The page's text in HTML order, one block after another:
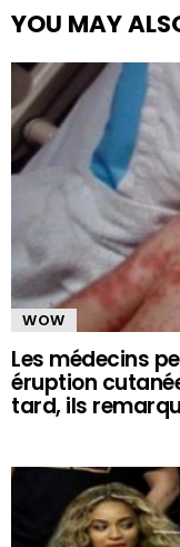
YOU MAY
WOW
Les médecins
éruption
tard, ils